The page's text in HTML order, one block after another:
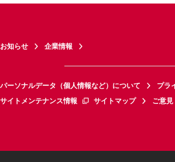
お知らせ 企業情報
パーソナルデータ（個人情報など）について プラ
サイトメンテナンス情報
サイトマップ ご意